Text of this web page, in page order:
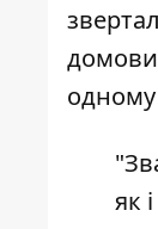
одному
як